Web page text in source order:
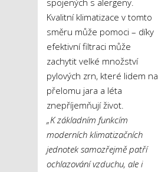
spojených s alergeny.
Kvalitní klimatizace v tomto
směru může pomoci – díky
efektivní filtraci může
zachytit velké množství
pylových zrn, které lidem na
přelomu jara a léta
znepříjemňují život.
„K základním funkcím
moderních klimatizačních
jednotek samozřejmě patří
ochlazování vzduchu, ale i